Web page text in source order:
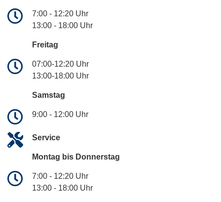
7:00 - 12:20 Uhr
13:00 - 18:00 Uhr
Freitag
07:00-12:20 Uhr
13:00-18:00 Uhr
Samstag
9:00 - 12:00 Uhr
Service
Montag bis Donnerstag
7:00 - 12:20 Uhr
13:00 - 18:00 Uhr